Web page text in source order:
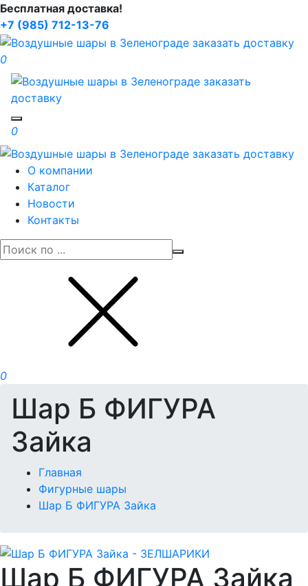
Бесплатная доставка!
+7 (985) 712-13-76
0
Toggle navigation
0
О компании
Каталог
Новости
Контакты
0
Шар Б ФИГУРА
Зайка
Главная
Фигурные шары
Шар Б ФИГУРА Зайка
Шар Б ФИГУРА Зайка